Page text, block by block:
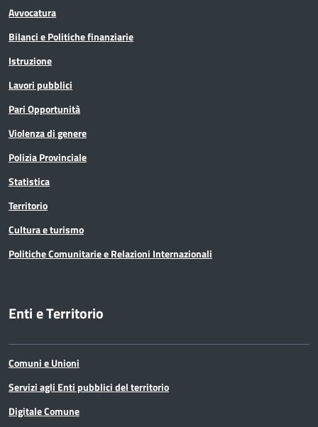
Avvocatura
Bilanci e Politiche finanziarie
Istruzione
Lavori pubblici
Pari Opportunità
Violenza di genere
Polizia Provinciale
Statistica
Territorio
Cultura e turismo
Politiche Comunitarie e Relazioni Internazionali
Enti e Territorio
Comuni e Unioni
Servizi agli Enti pubblici del territorio
Digitale Comune